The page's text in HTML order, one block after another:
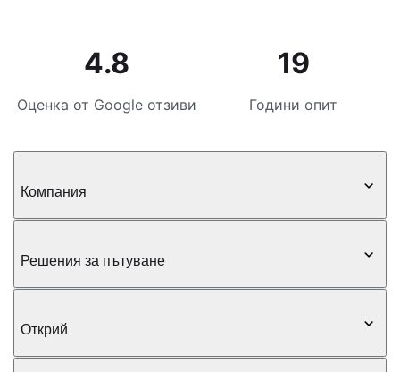
4.8
Оценка от Google отзиви
19
Години опит
Компания
Решения за пътуване
Открий